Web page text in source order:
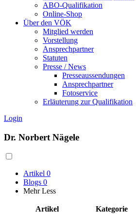
ABO-Qualifikation
Online-Shop
Über den VÖK
Mitglied werden
Vorstellung
Ansprechpartner
Statuten
Presse / News
Presseaussendungen
Ansprechpartner
Fotoservice
Erläuterung zur Qualifikation
Login
Dr. Norbert Nägele
Artikel 0
Blogs 0
Mehr Less
Artikel Kategorie